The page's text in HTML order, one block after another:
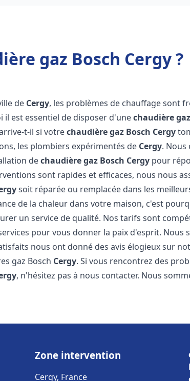
gaz Bosch Cergy ?
de Cergy, les problèmes de chauffage sont
il est essentiel de disposer d'unechaudière
t-il si votrechaudière gaz Bosch Cergy
les plombiers expérimentés de Cergy. Nous
dechaudière gaz Bosch Cergy pour
sont rapides et efficaces, nous nous
soit réparée ou remplacée dans les
de la chaleur dans votre maison, c'est
un service de qualité. Nos tarifs sont
pour vous donner la paix d'esprit. Nous
nous ont donné des avis élogieux sur
gaz Bosch Cergy. Si vous rencontrez des
, n'hésitez pas à nous contacter. Nous
Zone intervention
Cergy, France